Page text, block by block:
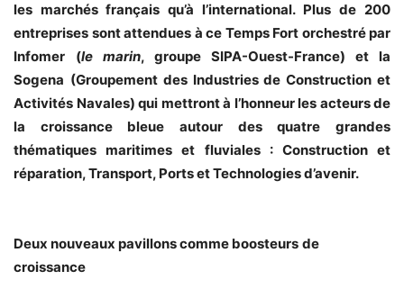
les marchés français qu’à l’international. Plus de 200
entreprises sont attendues à ce Temps Fort orchestré par
Infomer
(le marin, groupe SIPA-Ouest-France) et la
Sogena (Groupement des Industries de Construction et
Activités Navales) qui mettront à l’honneur les acteurs de
la croissance bleue autour des quatre grandes
thématiques maritimes et fluviales : Construction et
réparation, Transport, Ports et Technologies d’avenir.
Deux nouveaux pavillons comme boosteurs de
croissance